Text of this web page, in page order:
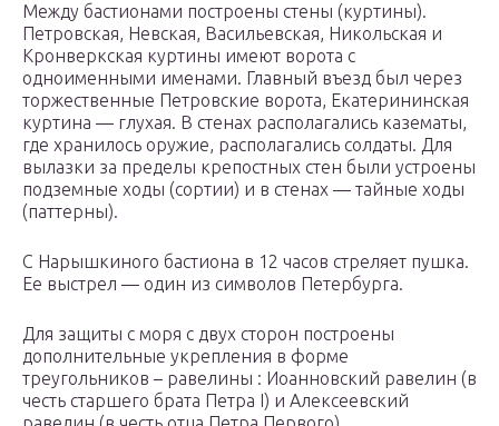
Между бастионами построены стены (куртины).
Петровская, Невская, Васильевская, Никольская и
Кронверкская куртины имеют ворота с
одноименными именами. Главный въезд был через
торжественные Петровские ворота, Екатерининская
куртина — глухая. В стенах располагались казематы,
где хранилось оружие, располагались солдаты. Для
вылазки за пределы крепостных стен были устроены
подземные ходы (сортии) и в стенах — тайные ходы
(паттерны).
С Нарышкиного бастиона в 12 часов стреляет пушка.
Ее выстрел — один из символов Петербурга.
Для защиты с моря с двух сторон построены
дополнительные укрепления в форме
треугольников – равелины : Иоанновский равелин (в
честь старшего брата Петра I) и Алексеевский